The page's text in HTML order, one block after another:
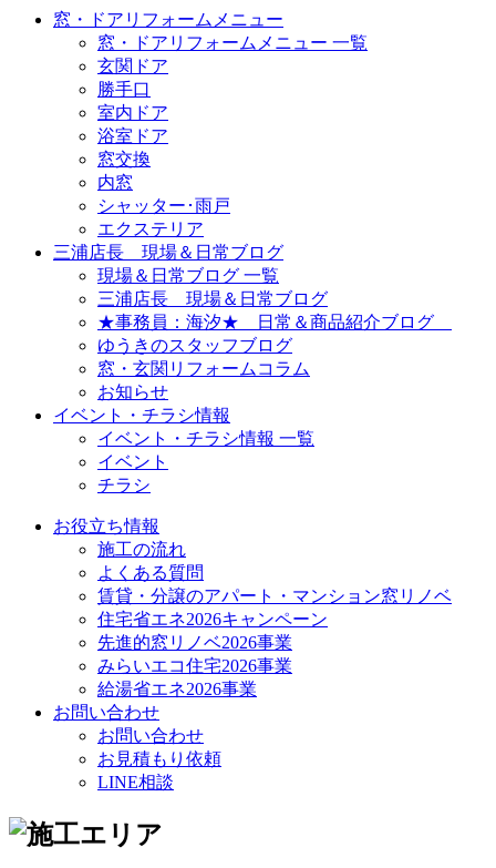
窓・ドアリフォームメニュー
窓・ドアリフォームメニュー 一覧
玄関ドア
勝手口
室内ドア
浴室ドア
窓交換
内窓
シャッター･雨戸
エクステリア
三浦店長 現場＆日常ブログ
現場＆日常ブログ 一覧
三浦店長 現場＆日常ブログ
★事務員：海汐★ 日常＆商品紹介ブログ
ゆうきのスタッフブログ
窓・玄関リフォームコラム
お知らせ
イベント・チラシ情報
イベント・チラシ情報 一覧
イベント
チラシ
お役立ち情報
施工の流れ
よくある質問
賃貸・分譲のアパート・マンション窓リノベ
住宅省エネ2026キャンペーン
先進的窓リノベ2026事業
みらいエコ住宅2026事業
給湯省エネ2026事業
お問い合わせ
お問い合わせ
お見積もり依頼
LINE相談